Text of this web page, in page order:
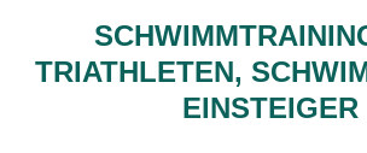
TRIATHLETEN,
EINSTEIGER